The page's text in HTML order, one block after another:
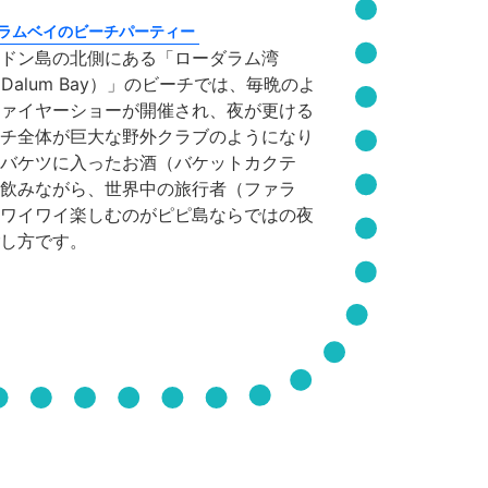
ムベイのビーチパーティー
ン島の北側にある「ローダラム湾
Bay）」のビーチでは、毎晩のよ
イヤーショーが開催され、夜が更ける
全体が巨大な野外クラブのようになり
ケツに入ったお酒（バケットカクテ
みながら、世界中の旅行者（ファラ
イワイ楽しむのがピピ島ならではの夜
方です。